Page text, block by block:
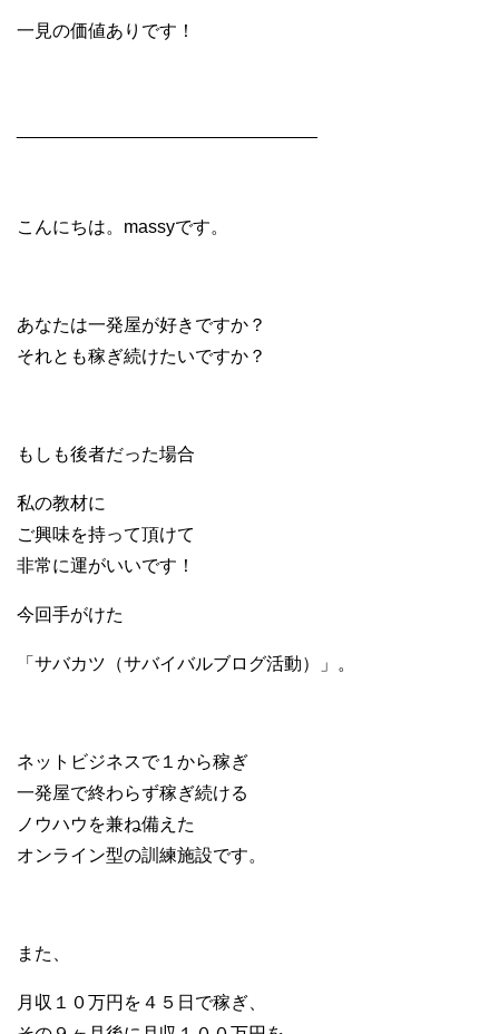
一見の価値ありです！
こんにちは。massyです。
あなたは一発屋が好きですか？
それとも稼ぎ続けたいですか？
もしも後者だった場合
私の教材に
ご興味を持って頂けて
非常に運がいいです！
今回手がけた
「サバカツ（サバイバルブログ活動）」。
ネットビジネスで１から稼ぎ
一発屋で終わらず稼ぎ続ける
ノウハウを兼ね備えた
オンライン型の訓練施設です。
また、
月収１０万円を４５日で稼ぎ、